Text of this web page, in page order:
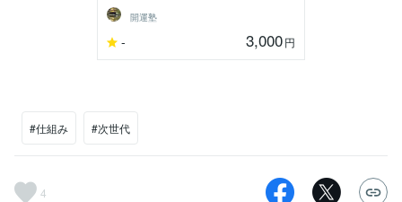
開運塾
- 3,000円
#仕組み #次世代
4